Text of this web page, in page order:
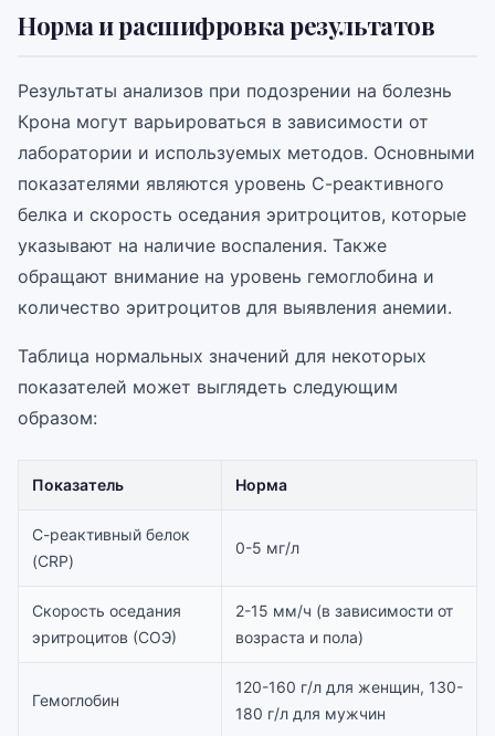
Норма и расшифровка результатов
Результаты анализов при подозрении на болезнь
Крона могут варьироваться в зависимости от
лаборатории и используемых методов. Основными
показателями являются уровень С-реактивного
белка и скорость оседания эритроцитов, которые
указывают на наличие воспаления. Также
обращают внимание на уровень гемоглобина и
количество эритроцитов для выявления анемии.
Таблица нормальных значений для некоторых
показателей может выглядеть следующим
образом:
Показатель Норма
С-реактивный белок
(CRP)
0-5 мг/л
Скорость оседания
эритроцитов (СОЭ)
2-15 мм/ч (в зависимости от
возраста и пола)
Гемоглобин
120-160 г/л для женщин, 130-
180 г/л для мужчин